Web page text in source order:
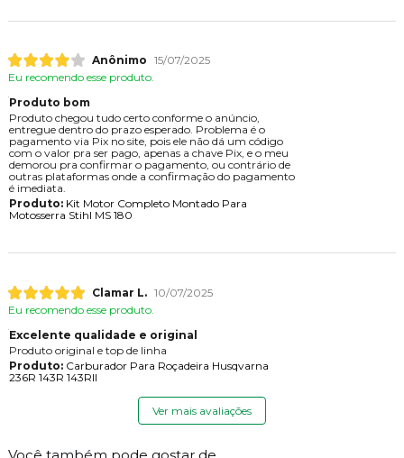
Anônimo 15/07/2025
Eu recomendo esse produto.
Produto bom
Produto chegou tudo certo conforme o anúncio,
entregue dentro do prazo esperado. Problema é o
pagamento via Pix no site, pois ele não dá um código
com o valor pra ser pago, apenas a chave Pix, e o meu
demorou pra confirmar o pagamento, ou contrário de
outras plataformas onde a confirmação do pagamento
é imediata.
Produto:Kit Motor Completo Montado Para
Motosserra Stihl MS 180
Clamar L. 10/07/2025
Eu recomendo esse produto.
Excelente qualidade e original
Produto original e top de linha
Produto:Carburador Para Roçadeira Husqvarna
236R 143R 143RII
Ver mais avaliações
Você também pode gostar de